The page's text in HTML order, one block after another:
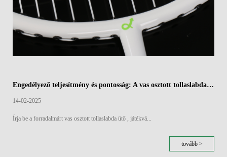
Engedélyező teljesítmény és pontosság: A vas osztott tollaslabda ütők aerodinamikai széle
14-02-2025
Írja be a forradalmárt vas osztott tollaslabda ütő , játékvá...
tovább >